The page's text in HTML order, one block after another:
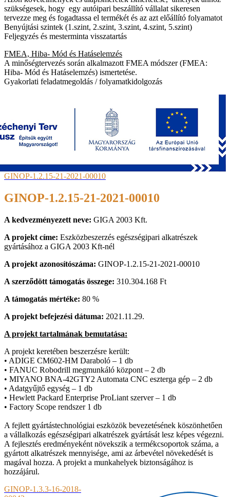
szükségesek, hogy egy autóipari beszállító vállalat sikeresen
tervezze meg és fogadtassa el termékét és az azt előállító folyamatot
Benyújtási szintek (1.szint, 2.szint, 3.szint, 4.szint, 5.szint)
Feljegyzés és mesterminta visszatartás
FMEA, Hiba- Mód és Hatáselemzés
A minőségtervezés során alkalmazott FMEA módszer (FMEA:
Hiba- Mód és Hatáselemzés) ismertetése.
Gyakorlati feladatmegoldás / folyamatkidolgozás
GINOP-1.2.15-21-2021-00010
GINOP-1.2.15-21-2021-00010
A kedvezményezett neve: GIGA 2003 Kft.
A projekt címe: Eszközbeszerzés egészségipari alkatrészek
gyártásához a GIGA 2003 Kft-nél
A projekt azonosítószáma: GINOP-1.2.15-21-2021-00010
A szerződött támogatás összege: 310.304.168 Ft
A támogatás mértéke: 80 %
A projekt befejezési dátuma: 2021.11.29.
A projekt tartalmának bemutatása:
A projekt keretében beszerzésre került:
• ADIGE CM602-HM Daraboló – 1 db
• FANUC Robodrill megmunkáló központ – 2 db
• MIYANO BNA-42GTY2 Automata CNC eszterga gép – 2 db
• Adatgyűjtő egység – 1 db
• Hewlett Packard Enterprise ProLiant szerver – 1 db
• Factory Scope rendszer 1 db
A fejlett gyártástechnológiai eszközök bevezetésének köszönhetően
a vállalkozás egészségipari alkatrészek gyártását lesz képes végezni.
A fejlesztés eredményeként növekszik a termékcsoportok száma, a
gyártott alkatrészek mennyisége, ami az árbevétel növekedését is
magával hozza. A projekt a munkahelyek biztonságához is
hozzájárul.
GINOP-1.3.3-16-2018-